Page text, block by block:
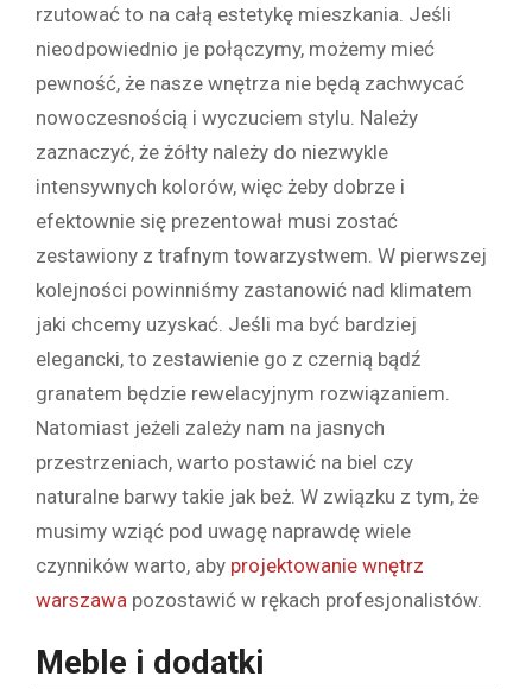
rzutować to na całą estetykę mieszkania. Jeśli
nieodpowiednio je połączymy, możemy mieć
pewność, że nasze wnętrza nie będą zachwycać
nowoczesnością i wyczuciem stylu. Należy
zaznaczyć, że żółty należy do niezwykle
intensywnych kolorów, więc żeby dobrze i
efektownie się prezentował musi zostać
zestawiony z trafnym towarzystwem. W pierwszej
kolejności powinniśmy zastanowić nad klimatem
jaki chcemy uzyskać. Jeśli ma być bardziej
elegancki, to zestawienie go z czernią bądź
granatem będzie rewelacyjnym rozwiązaniem.
Natomiast jeżeli zależy nam na jasnych
przestrzeniach, warto postawić na biel czy
naturalne barwy takie jak beż. W związku z tym, że
musimy wziąć pod uwagę naprawdę wiele
czynników warto, aby projektowanie wnętrz
warszawa pozostawić w rękach profesjonalistów.
Meble i dodatki